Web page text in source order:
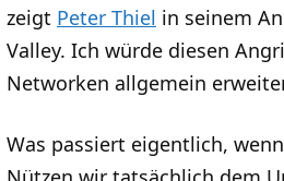
zeigt Peter Thiel in seinem
Valley. Ich würde diesen
Networken allgemein
Was passiert eigentlich,